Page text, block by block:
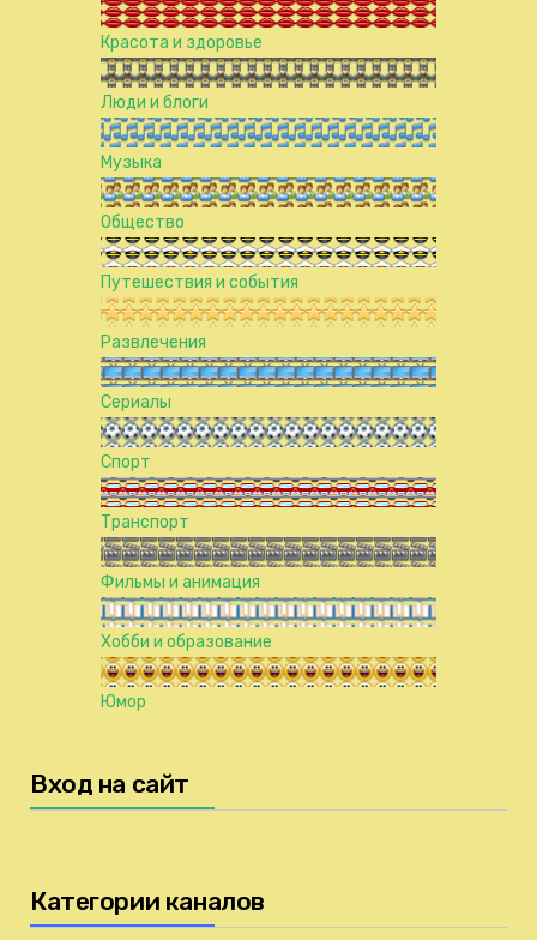
Красота и здоровье
Люди и блоги
Музыка
Общество
Путешествия и события
Развлечения
Сериалы
Спорт
Транспорт
Фильмы и анимация
Хобби и образование
Юмор
Вход на сайт
Категории каналов